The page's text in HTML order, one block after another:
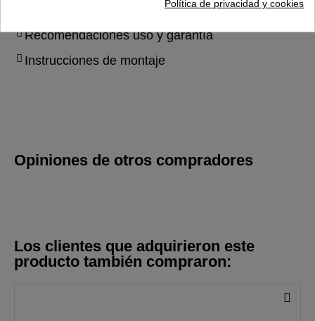
Recomendaciones uso y garantía
Instrucciones de montaje
Opiniones de otros compradores
Los clientes que adquirieron este
producto también compraron:
Política de privacidad y cookies